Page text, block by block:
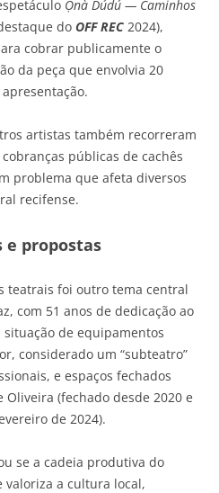
Ọnà Dúdú — Caminhos
do OFF REC 2024),
cobrar publicamente o
da peça que envolvia 20
artistas também recorreram
públicas de cachês
problema que afeta diversos
recifense.
e propostas
teatrais foi outro tema central
com 51 anos de dedicação ao
de equipamentos
considerado um “subteatro”
e espaços fechados
Oliveira (fechado desde 2020 e
de 2024).
se a cadeia produtiva do
valoriza a cultura local,